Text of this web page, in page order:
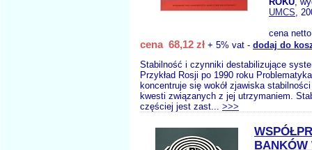
UMCS,
cena
cena 68,12 zł + 5% vat - dodaj do
Stabilność i czynniki destabilizujące
Przykład Rosji po 1990 roku
koncentruje się wokół zjawiska
kwesti związanych z jej utrzymaniem.
częściej jest zast... >>>
BANKÓW